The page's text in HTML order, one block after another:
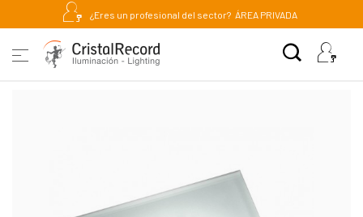
¿Eres un profesional del sector? ÁREA PRIVADA